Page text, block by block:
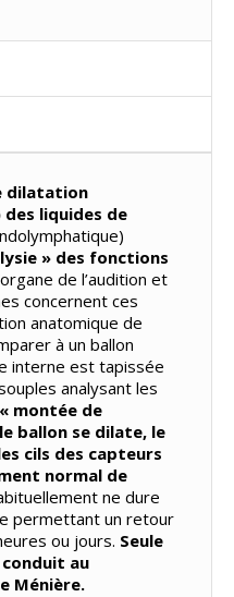
dilatation
liquides de
» des fonctions
de l’audition et
concernent ces
anatomique de
à un ballon
interne est tapissée
analysant les
montée de
ballon se dilate, le
cils des capteurs
normal de
ne dure
permettant un retour
ou jours. Seule
au
Ménière.